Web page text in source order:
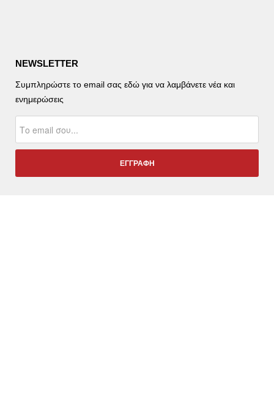
NEWSLETTER
Συμπληρώστε το email σας εδώ για να λαμβάνετε νέα και
ενημερώσεις